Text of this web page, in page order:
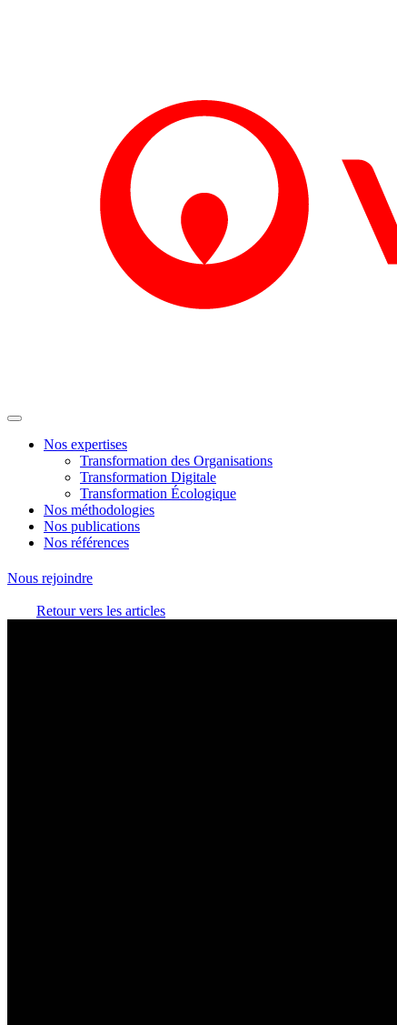
Nos expertises
Transformation des Organisations
Transformation Digitale
Transformation Écologique
Nos méthodologies
Nos publications
Nos références
Nous rejoindre
Retour vers les articles